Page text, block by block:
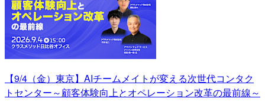
【9/4（金）東京】AIチームメイトが変える次世代コンタク
トセンター～顧客体験向上とオペレーション改革の最前線～